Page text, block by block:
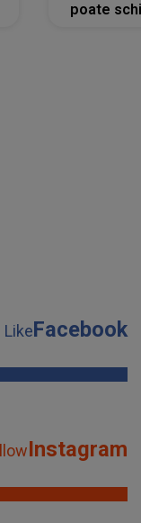
poate
LikeFacebook
Instagram